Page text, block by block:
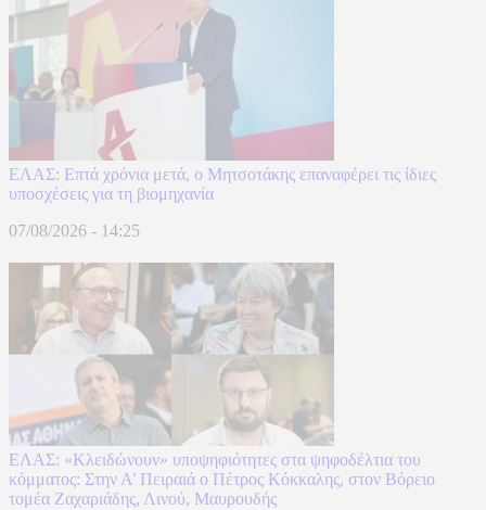
ΕΛΑΣ: Επτά χρόνια μετά, ο Μητσοτάκης επαναφέρει τις ίδιες
υποσχέσεις για τη βιομηχανία
07/08/2026 - 14:25
ΕΛΑΣ: «Κλειδώνουν» υποψηφιότητες στα ψηφοδέλτια του
κόμματος: Στην Α’ Πειραιά ο Πέτρος Κόκκαλης, στον Βόρειο
τομέα Ζαχαριάδης, Λινού, Μαυρουδής